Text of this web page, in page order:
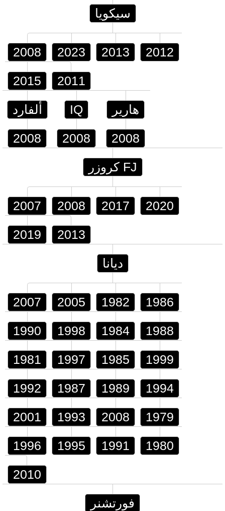
سيكويا
2008 2023 2013 2012
2015 2011
ألفارد
2008
IQ
2008
هارير
2008
FJ كروزر
2007 2008 2017 2020
2019 2013
ديانا
2007 2005 1982 1986
1990 1998 1984 1988
1981 1997 1985 1999
1992 1987 1989 1994
2001 1993 2008 1979
1996 1995 1991 1980
2010
فورتشنر